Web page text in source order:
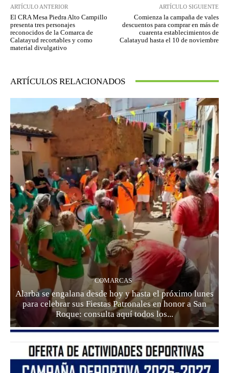
ARTÍCULO ANTERIOR
El CRA Mesa Piedra Alto Campillo
presenta tres personajes
reconocidos de la Comarca de
Calatayud recortables y como
material divulgativo
ARTÍCULO SIGUIENTE
Comienza la campaña de vales
descuentos para comprar en más de
cuarenta establecimientos de
Calatayud hasta el 10 de noviembre
ARTÍCULOS RELACIONADOS
COMARCAS
Alarba se engalana desde hoy y hasta el próximo lunes
para celebrar sus Fiestas Patronales en honor a San
Roque: consulta aquí todos los...